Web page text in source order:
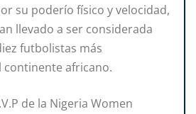
su poderío físico y velocidad,
llevado a ser considerada
futbolistas más
africano.
de la Nigeria Women